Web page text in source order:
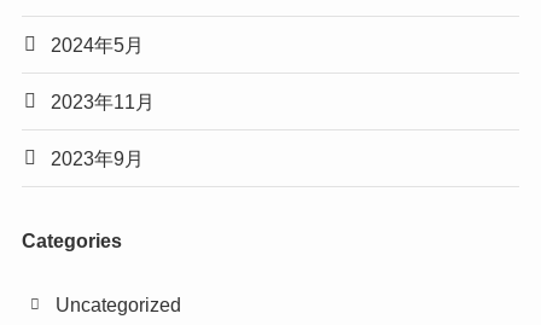
2024年5月
2023年11月
2023年9月
Categories
Uncategorized